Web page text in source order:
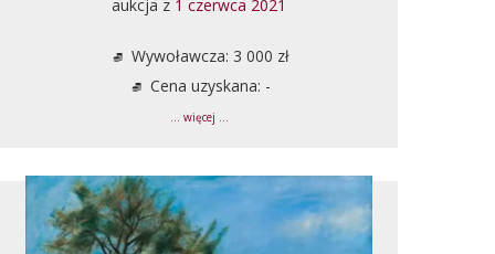
aukcja z 1 czerwca 2021
Wywoławcza: 3 000 zł
Cena uzyskana: -
... więcej ...